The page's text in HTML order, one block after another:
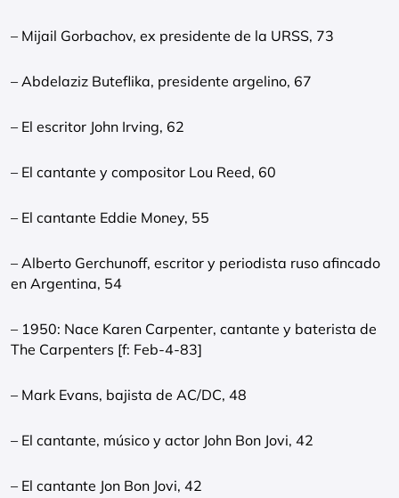
– Mijail Gorbachov, ex presidente de la URSS, 73
– Abdelaziz Buteflika, presidente argelino, 67
– El escritor John Irving, 62
– El cantante y compositor Lou Reed, 60
– El cantante Eddie Money, 55
– Alberto Gerchunoff, escritor y periodista ruso afincado
en Argentina, 54
– 1950: Nace Karen Carpenter, cantante y baterista de
The Carpenters [f: Feb-4-83]
– Mark Evans, bajista de AC/DC, 48
– El cantante, músico y actor John Bon Jovi, 42
– El cantante Jon Bon Jovi, 42